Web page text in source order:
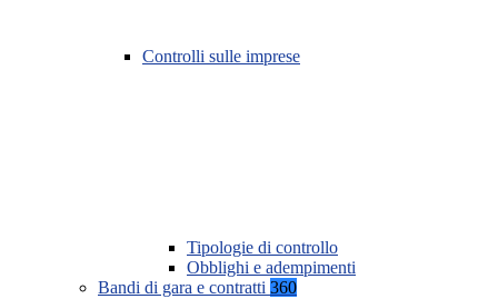
Controlli sulle imprese
Tipologie di controllo
Obblighi e adempimenti
Bandi di gara e contratti 360